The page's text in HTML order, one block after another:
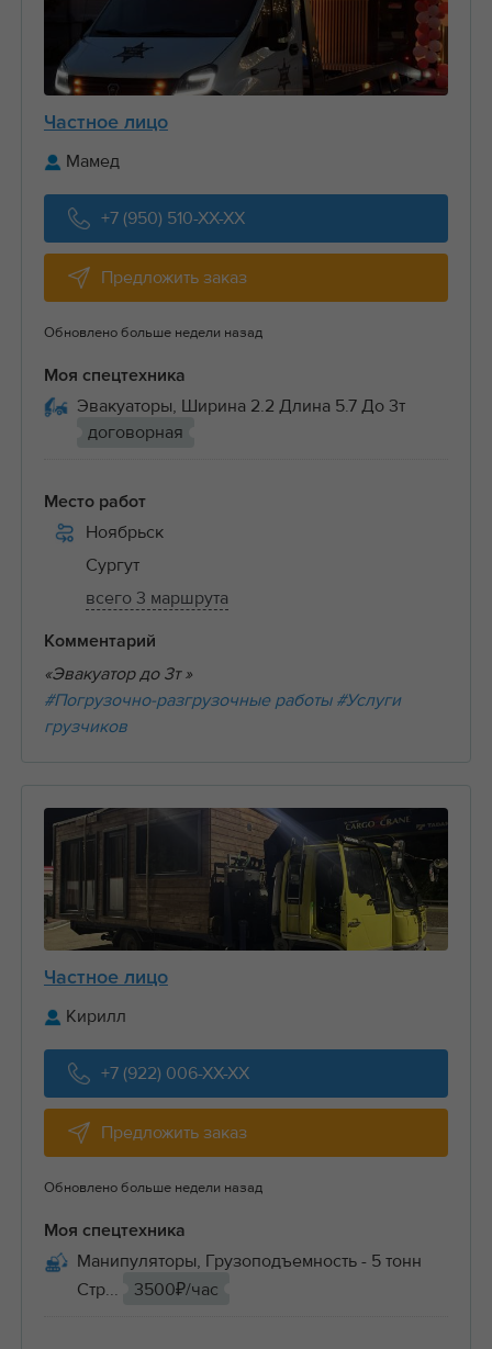
Частное лицо
Мамед
+7 (950) 510-XX-XX
Предложить заказ
Обновлено больше недели назад
Моя спецтехника
Эвакуаторы, Ширина 2.2 Длина 5.7 До 3т
договорная
Место работ
Ноябрьск
Сургут
всего 3 маршрута
Комментарий
«Эвакуатор до 3т »
#Погрузочно-разгрузочные работы #Услуги
грузчиков
Частное лицо
Кирилл
+7 (922) 006-XX-XX
Предложить заказ
Обновлено больше недели назад
Моя спецтехника
Манипуляторы, Грузоподъемность - 5 тонн
Стр...
3500₽/час